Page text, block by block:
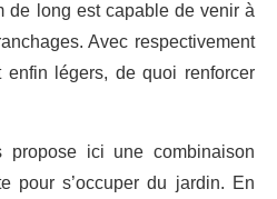
de long est capable de venir à
Avec respectivement
légers, de quoi renforcer
propose ici une combinaison
pour s’occuper du jardin. En